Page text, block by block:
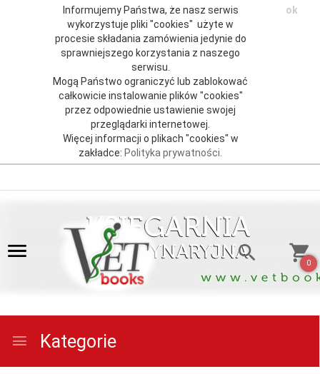
Informujemy Państwa, że nasz serwis
wykorzystuje pliki "cookies" użyte w
procesie składania zamówienia jedynie do
sprawniejszego korzystania z naszego
serwisu.
Mogą Państwo ograniczyć lub zablokować
całkowicie instalowanie plików "cookies"
przez odpowiednie ustawienie swojej
przeglądarki internetowej.
Więcej informacji o plikach "cookies" w
zakładce: Polityka prywatności.
ok
0
Kategorie